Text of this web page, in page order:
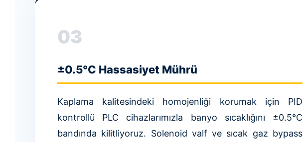
03
±0.5°C Hassasiyet Mührü
Kaplama kalitesindeki homojenliği korumak için PID
kontrollü PLC cihazlarımızla banyo sıcaklığını ±0.5°C
bandında kilitliyoruz. Solenoid valf ve sıcak gaz bypass